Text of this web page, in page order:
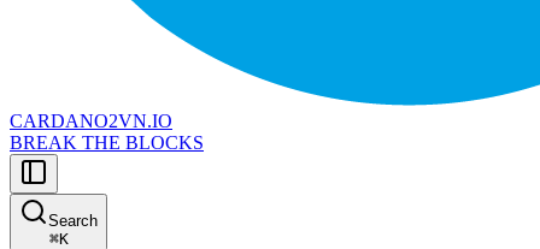
CARDANO2VN.IO
BREAK THE BLOCKS
Search
⌘K